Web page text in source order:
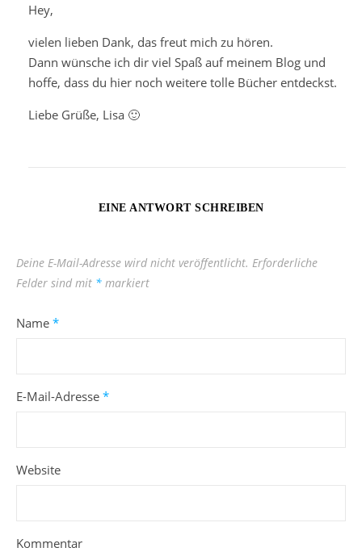
Hey,
vielen lieben Dank, das freut mich zu hören.
Dann wünsche ich dir viel Spaß auf meinem Blog und
hoffe, dass du hier noch weitere tolle Bücher entdeckst.
Liebe Grüße, Lisa 🙂
EINE ANTWORT SCHREIBEN
Deine E-Mail-Adresse wird nicht veröffentlicht. Erforderliche
Felder sind mit * markiert
Name *
E-Mail-Adresse *
Website
Kommentar